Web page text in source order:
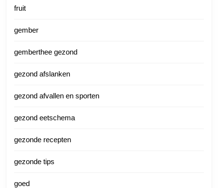
fruit
gember
gemberthee gezond
gezond afslanken
gezond afvallen en sporten
gezond eetschema
gezonde recepten
gezonde tips
goed